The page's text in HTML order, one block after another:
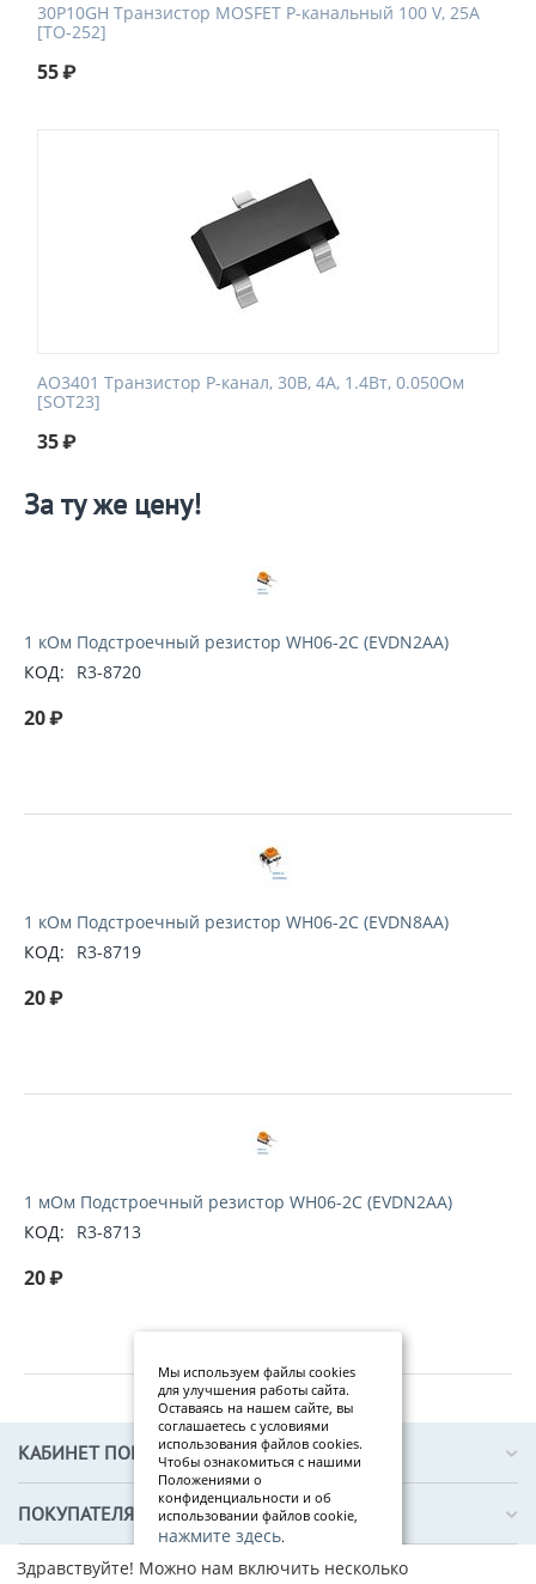
30P10GH Транзистор MOSFET P-канальный 100 V, 25A
[TO-252]
55₽
AO3401 Транзистор P-канал, 30В, 4А, 1.4Вт, 0.050Ом
[SOT23]
35₽
За ту же цену!
1 кОм Подстроечный резистор WH06-2C (EVDN2AA)
КОД:
R3-8720
20₽
1 кОм Подстроечный резистор WH06-2C (EVDN8AA)
КОД:
R3-8719
20₽
1 мОм Подстроечный резистор WH06-2C (EVDN2AA)
КОД:
R3-8713
20₽
КАБИНЕТ ПОКУПАТЕЛЯ
ПОКУПАТЕЛЯМ
О КОМПАНИИ
Мы используем файлы cookies
для улучшения работы сайта.
Оставаясь на нашем сайте, вы
соглашаетесь с условиями
использования файлов cookies.
Чтобы ознакомиться с нашими
Положениями о
конфиденциальности и об
использовании файлов cookie,
нажмите здесь.
Я
Здравствуйте! Можно нам включить несколько